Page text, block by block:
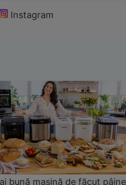
Instagram
bună mașină de făcut pâine